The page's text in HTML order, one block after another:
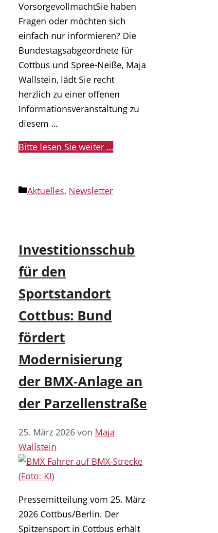
VorsorgevollmachtSie haben
Fragen oder möchten sich
einfach nur informieren? Die
Bundestagsabgeordnete für
Cottbus und Spree-Neiße, Maja
Wallstein, lädt Sie recht
herzlich zu einer offenen
Informationsveranstaltung zu
diesem …
Bitte lesen Sie weiter …
Kategorien
Aktuelles, Newsletter
Investitionsschub
für den
Sportstandort
Cottbus: Bund
fördert
Modernisierung
der BMX-Anlage an
der Parzellenstraße
25. März 2026 von Maja
Wallstein
Pressemitteilung vom 25. März
2026 Cottbus/Berlin. Der
Spitzensport in Cottbus erhält